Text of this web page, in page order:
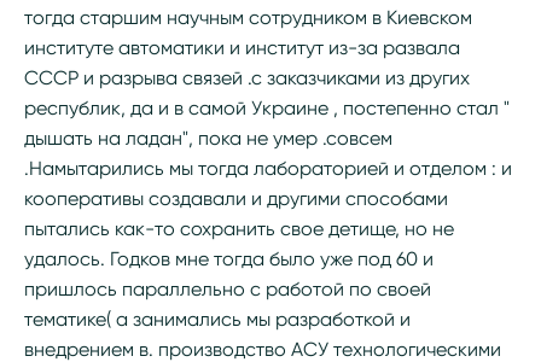
тогда старшим научным сотрудником в Киевском
институте автоматики и институт из-за развала
СССР и разрыва связей .с заказчиками из других
республик, да и в самой Украине , постепенно стал "
дышать на ладан", пока не умер .совсем
.Намытарились мы тогда лабораторией и отделом : и
кооперативы создавали и другими способами
пытались как-то сохранить свое детище, но не
удалось. Годков мне тогда было уже под 60 и
пришлось параллельно с работой по своей
тематике( а занимались мы разработкой и
внедрением в. производство АСУ технологическими